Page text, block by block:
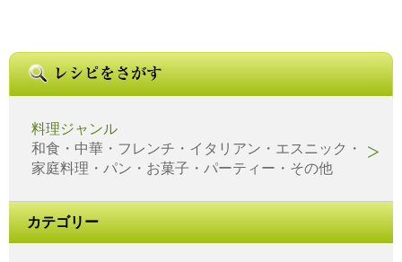
料理ジャンル
和食・中華・フレンチ・イタリアン・エスニック・
家庭料理・パン・お菓子・パーティー・その他
カテゴリー